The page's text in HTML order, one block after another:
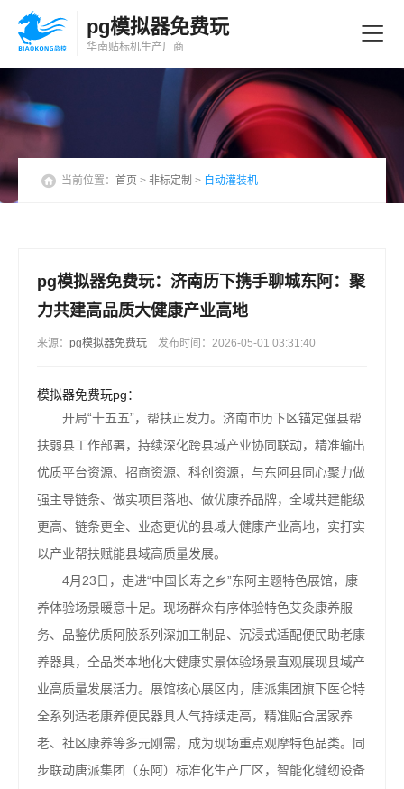
pg模拟器免费玩
华南贴标机生产厂商
当前位置： 首页 > 非标定制 > 自动灌装机
pg模拟器免费玩：济南历下携手聊城东阿：聚
力共建高品质大健康产业高地
来源： pg模拟器免费玩 发布时间：2026-05-01 03:31:40
模拟器免费玩pg：
开局“十五五”，帮扶正发力。济南市历下区锚定强县帮
扶弱县工作部署，持续深化跨县域产业协同联动，精准输出
优质平台资源、招商资源、科创资源，与东阿县同心聚力做
强主导链条、做实项目落地、做优康养品牌，全域共建能级
更高、链条更全、业态更优的县域大健康产业高地，实打实
以产业帮扶赋能县域高质量发展。
4月23日，走进“中国长寿之乡”东阿主题特色展馆，康
养体验场景暖意十足。现场群众有序体验特色艾灸康养服
务、品鉴优质阿胶系列深加工制品、沉浸式适配便民助老康
养器具，全品类本地化大健康实景体验场景直观展现县域产
业高质量发展活力。展馆核心展区内，唐派集团旗下医仑特
全系列适老康养便民器具人气持续走高，精准贴合居家养
老、社区康养等多元刚需，成为现场重点观摩特色品类。同
步联动唐派集团（东阿）标准化生产厂区，智能化缝纫设备